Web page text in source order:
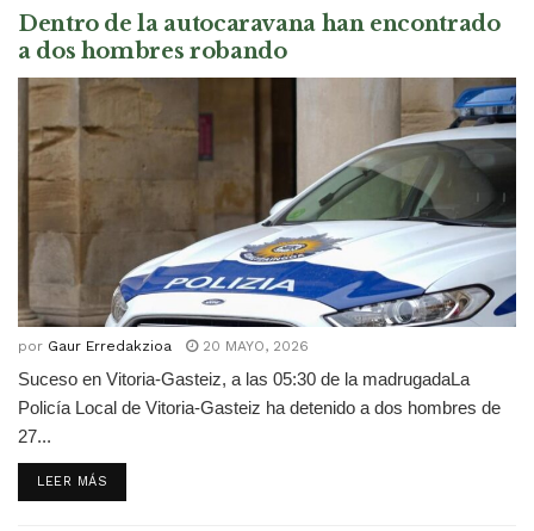
Dentro de la autocaravana han encontrado
a dos hombres robando
por Gaur Erredakzioa 20 MAYO, 2026
Suceso en Vitoria-Gasteiz, a las 05:30 de la madrugadaLa
Policía Local de Vitoria-Gasteiz ha detenido a dos hombres de
27...
LEER MÁS